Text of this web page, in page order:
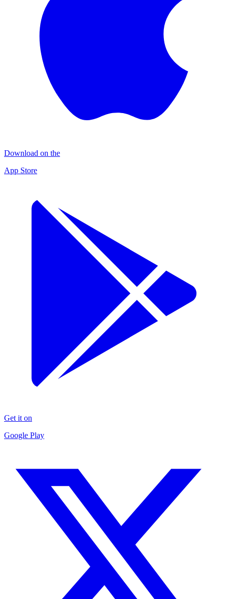
Download on the
App Store
Get it on
Google Play